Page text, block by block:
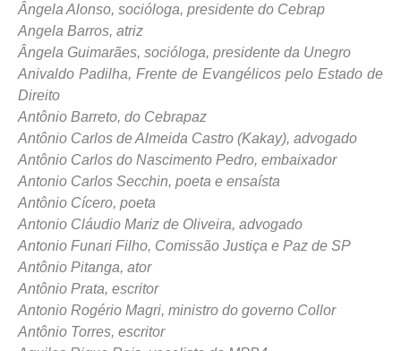
Ângela Alonso, socióloga, presidente do Cebrap
Angela Barros, atriz
Ângela Guimarães, socióloga, presidente da Unegro
Anivaldo Padilha, Frente de Evangélicos pelo Estado de
Direito
Antônio Barreto, do Cebrapaz
Antônio Carlos de Almeida Castro (Kakay), advogado
Antônio Carlos do Nascimento Pedro, embaixador
Antonio Carlos Secchin, poeta e ensaísta
Antônio Cícero, poeta
Antonio Cláudio Mariz de Oliveira, advogado
Antonio Funari Filho, Comissão Justiça e Paz de SP
Antônio Pitanga, ator
Antônio Prata, escritor
Antonio Rogério Magri, ministro do governo Collor
Antônio Torres, escritor